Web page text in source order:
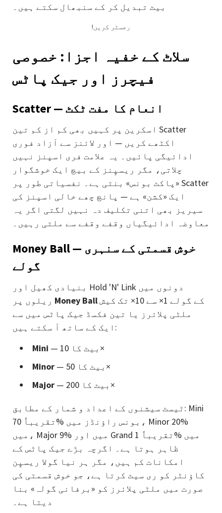
بیٹ تبدیل کر کے سنبھال سکتے ہیں۔
!رجسٹر کریں
سلاٹ کے خفیہ اجزا: خصوصی
فیچرز اور جیک پاٹس
Scatter — انعام کا مفت ٹکٹ
اسکرین پر کہیں بھی کم از کم تین Scatter
اکٹھے کریں — اور لائنز سے آزاد فوری
ادائیگی پائیں۔ یہ علامت فری اسپنز نہیں
چلاتی، مگر ریسپِنز کے بیچ ایک خوشگوار
«پاکٹ بونس» بنتی ہے۔ نفسیاتی طور پر Scatter
ایک «کشن» ہے — پانچ چھے خالی اسپنز کی
سیریز بھی اتنی تکلیف دہ نہیں لگتی اگر یہ
معاوضہ ادائیگیاں وقفے وقفے سے ملتی رہیں۔
Money Ball — خوش قسمتی کے سنہری
گولے
بنیادی کھیل اور Hold 'N' Link دونوں میں
Money Ball
ملٹی پلائرز یا تین فکسڈ جیک پاٹس میں سے
ایک کے ساتھ آ سکتے ہیں:
Mini
— بیٹ کا 10×
Minor
— بیٹ کا 50×
Major
— بیٹ کا 200×
ٹیسٹ سیشنوں کے اعداد و شمار کے مطابق: Mini
تقریباً 70‎% بونس راؤنڈز میں، Minor 20‎%
میں، Major 9‎% میں اور Grand تقریباً 1‎% میں
ظاہر ہوتا ہے۔ اگرچہ بڑے جیک پاٹس کے
امکانات کم ہیں، مگر ہر نیا گولا ریسپِن
کاؤنٹر کو ری سیٹ کرتا ہے، جو خوش قسمتی کی
صورت میں ملٹی پلائرز کو «برفانی گولہ» بنا
دیتا ہے۔